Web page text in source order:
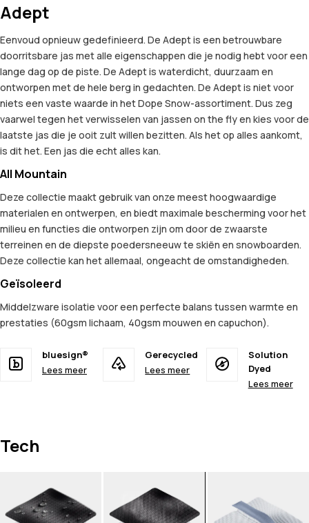
Adept
Eenvoud opnieuw gedefinieerd. De Adept is een betrouwbare
doorritsbare jas met alle eigenschappen die je nodig hebt voor een
lange dag op de piste. De Adept is waterdicht, duurzaam en
ontworpen met de hele berg in gedachten. De Adept is niet voor
niets een vaste waarde in het Dope Snow-assortiment. Dus zeg
vaarwel tegen het verwisselen van jassen on the fly en kies voor de
laatste jas die je ooit zult willen bezitten. Als het op alles aankomt,
is dit het. Een jas die echt alles kan.
All Mountain
Deze collectie maakt gebruik van onze meest hoogwaardige
materialen en ontwerpen, en biedt maximale bescherming voor het
milieu en functies die ontworpen zijn om door de zwaarste
terreinen en de diepste poedersneeuw te skiën en snowboarden.
Deze collectie kan het allemaal, ongeacht de omstandigheden.
Geïsoleerd
Middelzware isolatie voor een perfecte balans tussen warmte en
prestaties (60gsm lichaam, 40gsm mouwen en capuchon).
bluesign®
Lees meer
Gerecycled
Lees meer
Solution
Dyed
Lees meer
Tech